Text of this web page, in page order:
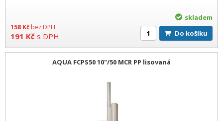
158 Kč bez DPH
191 Kč s DPH
skladem
Do košíku
AQUA FCPS50 10"/50 MCR PP lisovaná